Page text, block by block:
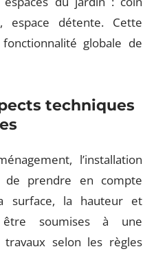
espace détente. Cette
globale de
techniques
l’installation
de prendre en compte
surface, la hauteur et
être soumises à une
selon les règles